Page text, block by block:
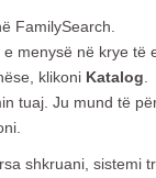
FamilySearch.
menysë në krye të
klikoni Katalog
tuaj. Ju mund të
shkruani, sistemi